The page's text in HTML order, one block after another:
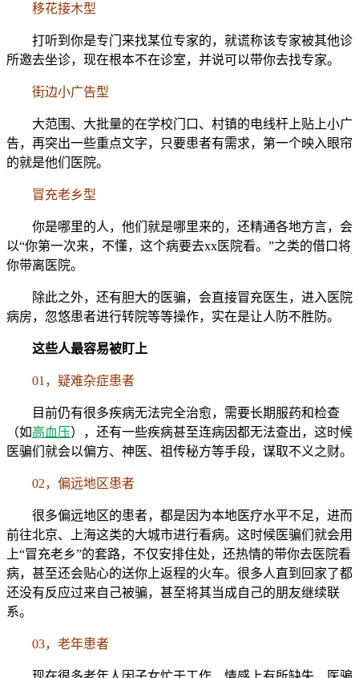
移花接木型
打听到你是专门来找某位专家的，就谎称该专家被其他诊
所邀去坐诊，现在根本不在诊室，并说可以带你去找专家。
街边小广告型
大范围、大批量的在学校门口、村镇的电线杆上贴上小广
告，再突出一些重点文字，只要患者有需求，第一个映入眼帘
的就是他们医院。
冒充老乡型
你是哪里的人，他们就是哪里来的，还精通各地方言，会
以“你第一次来，不懂，这个病要去xx医院看。”之类的借口将
你带离医院。
除此之外，还有胆大的医骗，会直接冒充医生，进入医院
病房，忽悠患者进行转院等等操作，实在是让人防不胜防。
这些人最容易被盯上
01，疑难杂症患者
目前仍有很多疾病无法完全治愈，需要长期服药和检查
（如高血压），还有一些疾病甚至连病因都无法查出，这时候
医骗们就会以偏方、神医、祖传秘方等手段，谋取不义之财。
02，偏远地区患者
很多偏远地区的患者，都是因为本地医疗水平不足，进而
前往北京、上海这类的大城市进行看病。这时候医骗们就会用
上“冒充老乡”的套路，不仅安排住处，还热情的带你去医院看
病，甚至还会贴心的送你上返程的火车。很多人直到回家了都
还没有反应过来自己被骗，甚至将其当成自己的朋友继续联
系。
03，老年患者